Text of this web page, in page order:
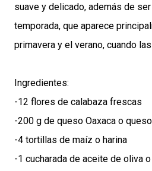
suave y delicado, además de
temporada, que aparece
primavera y el verano, cuando
Ingredientes:
-12 flores de calabaza frescas
-200 g de queso Oaxaca o
-4 tortillas de maíz o harina
-1 cucharada de aceite de oliva